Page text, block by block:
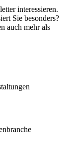
interessieren.
Sie besonders?
auch mehr als